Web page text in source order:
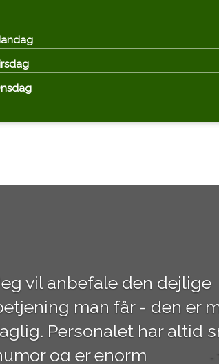
vil anbefale den dejlige
man får - den er
Personalet har altid
og er enorm
-